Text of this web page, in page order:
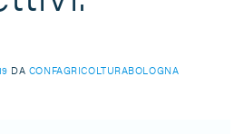
DA CONFAGRICOLTURABOLOGNA